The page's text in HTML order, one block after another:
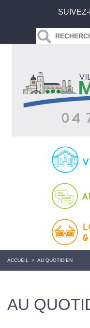
ACCUEIL > AU QUOTIDIEN
AU